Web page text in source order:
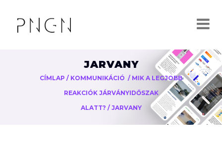
JARVANY
CÍMLAP / KOMMUNIKÁCIÓ / MIK A LEGJOBB
REAKCIÓK JÁRVÁNYIDŐSZAK
ALATT? / JARVANY